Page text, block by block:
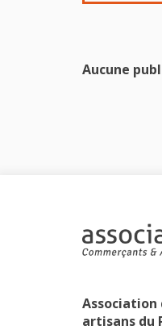
Aucune
Association
artisans du